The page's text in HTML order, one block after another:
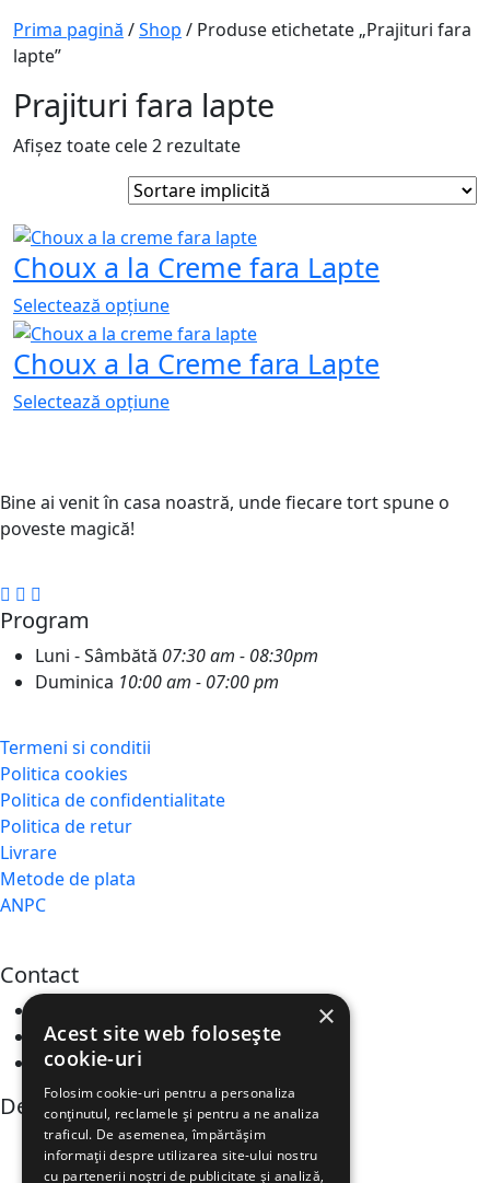
Prima pagină /Shop / Produse etichetate „Prajituri fara
lapte”
Prajituri fara lapte
Afișez toate cele 2 rezultate
Choux a la Creme fara Lapte
Selectează opțiune
Choux a la Creme fara Lapte
Selectează opțiune
Bine ai venit în casa noastră, unde fiecare tort spune o
poveste magică!
Program
Luni - Sâmbătă 07:30 am - 08:30pm
Duminica 10:00 am - 07:00 pm
Termeni si conditii
Politica cookies
Politica de confidentialitate
Politica de retur
Livrare
Metode de plata
ANPC
Contact
Email :cofetariafely@gmail.com
Telefon :+40 767 100 727
De interes
×
Acest site web folosește
cookie-uri
Folosim cookie-uri pentru a personaliza
conținutul, reclamele și pentru a ne analiza
traficul. De asemenea, împărtășim
informații despre utilizarea site-ului nostru
cu partenerii noștri de publicitate și analiză,